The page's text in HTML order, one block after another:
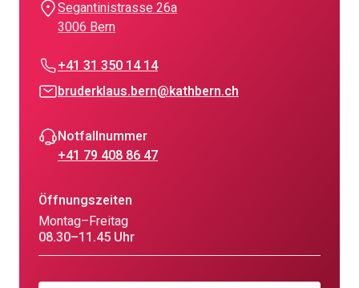
Segantinistrasse 26a
3006 Bern
+41 31 350 14 14
bruderklaus.bern@kathbern.ch
Notfallnummer
+41 79 408 86 47
Öffnungszeiten
Montag–Freitag
08.30–11.45 Uhr